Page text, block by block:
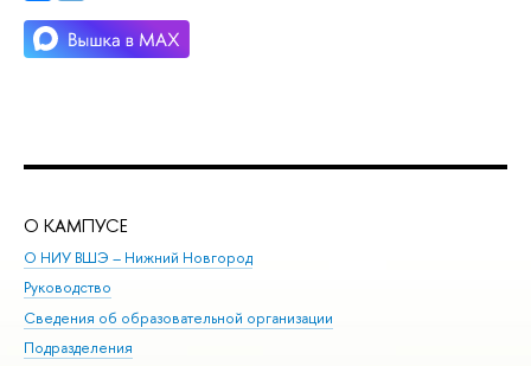
О КАМПУСЕ
О НИУ ВШЭ – Нижний Новгород
Руководство
Сведения об образовательной организации
Подразделения